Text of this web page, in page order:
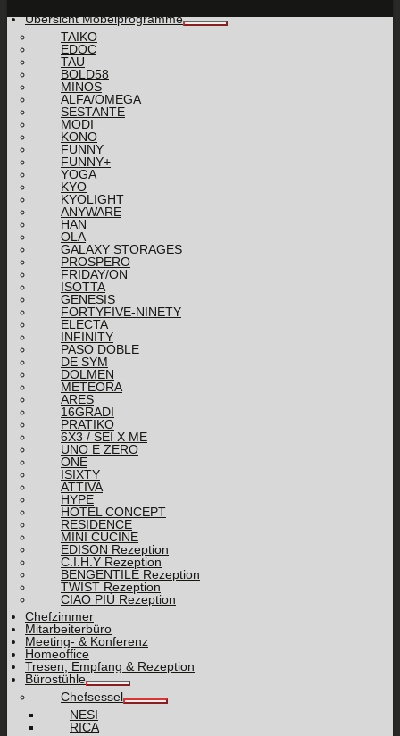
Übersicht Möbelprogramme
TAIKO
EDOC
TAU
BOLD58
MINOS
ALFA/OMEGA
SESTANTE
MODI
KONO
FUNNY
FUNNY+
YOGA
KYO
KYOLIGHT
ANYWARE
HAN
OLA
GALAXY STORAGES
PROSPERO
FRIDAY/ON
ISOTTA
GENESIS
FORTYFIVE-NINETY
ELECTA
INFINITY
PASO DOBLE
DE SYM
DOLMEN
METEORA
ARES
16GRADI
PRATIKO
6X3 / SEI X ME
UNO E ZERO
ONE
ISIXTY
ATTIVA
HYPE
HOTEL CONCEPT
RESIDENCE
MINI CUCINE
EDISON Rezeption
C.I.H.Y Rezeption
BENGENTILE Rezeption
TWIST Rezeption
CIAO PIÙ Rezeption
Chefzimmer
Mitarbeiterbüro
Meeting- & Konferenz
Homeoffice
Tresen, Empfang & Rezeption
Bürostühle
Chefsessel
NESI
RICA